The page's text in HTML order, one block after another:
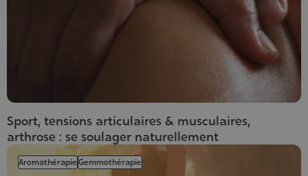
Sport, tensions articulaires & musculaires,
arthrose : se soulager naturellement
AromathérapieGemmothérapie